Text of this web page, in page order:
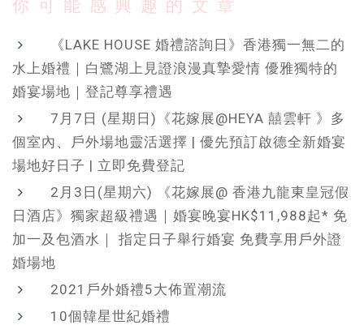
你可能感興趣的文章
《LAKE HOUSE 婚禮諮詢日》香港獨一無二的
水上婚禮｜白鷺湖上見證浪漫真摯愛情 優雅獨特的
婚宴場地｜登記尊享禮遇
7月7日 (星期日)《花嫁展@HEYA 囍雲軒 》多
個室內、戶外場地靈活選擇 | 優先預訂啟德全新婚宴
場地好日子 | 立即免費登記
2月3日(星期六) 《花嫁展@ 香港九龍東皇冠假
日酒店》獨家超級禮遇｜婚宴晚宴HK$11,988起* 免
加一及包酒水｜ 指定日子舉行婚宴 免費享用戶外證
婚場地
2021戶外婚禮5大佈置潮流
10個韓星世紀婚禮